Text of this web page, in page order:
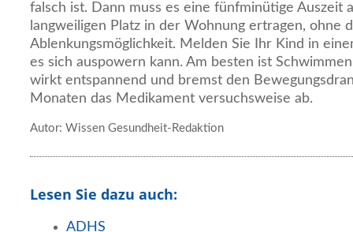
falsch ist. Dann muss es eine fünfminütige Auszeit
langweiligen Platz in der Wohnung ertragen, ohne
Ablenkungsmöglichkeit. Melden Sie Ihr Kind in
es sich auspowern kann. Am besten ist
wirkt entspannend und bremst den
Monaten das Medikament versuchsweise ab.
Autor: Wissen Gesundheit-Redaktion
Lesen Sie dazu auch:
ADHS